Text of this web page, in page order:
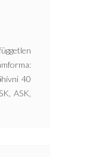
40
ASK,